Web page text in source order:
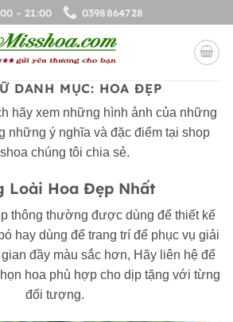
- 21:00 0398864728
DANH MỤC: HOA ĐẸP
hãy xem những hình ảnh của những
những ý nghĩa và đặc điểm tại shop
chúng tôi chia sẻ.
Loài Hoa Đẹp Nhất
thông thường được dùng để thiết kế
hay dùng để trang trí để phục vụ giải
đầy màu sắc hơn, Hãy liên hệ để
hoa phù hợp cho dịp tặng với từng
đối tượng.